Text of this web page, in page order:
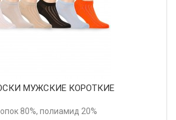
МУЖСКИЕ КОРОТКИЕ
80%, полиамид 20%